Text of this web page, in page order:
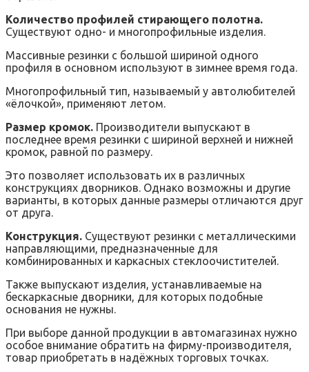
Количество профилей стирающего полотна.
Существуют одно- и многопрофильные изделия.
Массивные резинки с большой шириной одного
профиля в основном используют в зимнее время года.
Многопрофильный тип, называемый у автолюбителей
«ёлочкой», применяют летом.
Размер кромок. Производители выпускают в
последнее время резинки с шириной верхней и нижней
кромок, равной по размеру.
Это позволяет использовать их в различных
конструкциях дворников. Однако возможны и другие
варианты, в которых данные размеры отличаются друг
от друга.
Конструкция. Существуют резинки с металлическими
направляющими, предназначенные для
комбинированных и каркасных стеклоочистителей.
Также выпускают изделия, устанавливаемые на
бескаркасные дворники, для которых подобные
основания не нужны.
При выборе данной продукции в автомагазинах нужно
особое внимание обратить на фирму-производителя,
товар приобретать в надёжных торговых точках.